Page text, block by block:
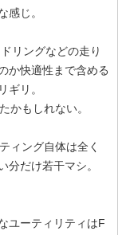
感じ。
リングなどの走り
か快適性まで含める
ギリ。
かもしれない。
ィング自体は全く
分だけ若干マシ。
ユーティリティはF